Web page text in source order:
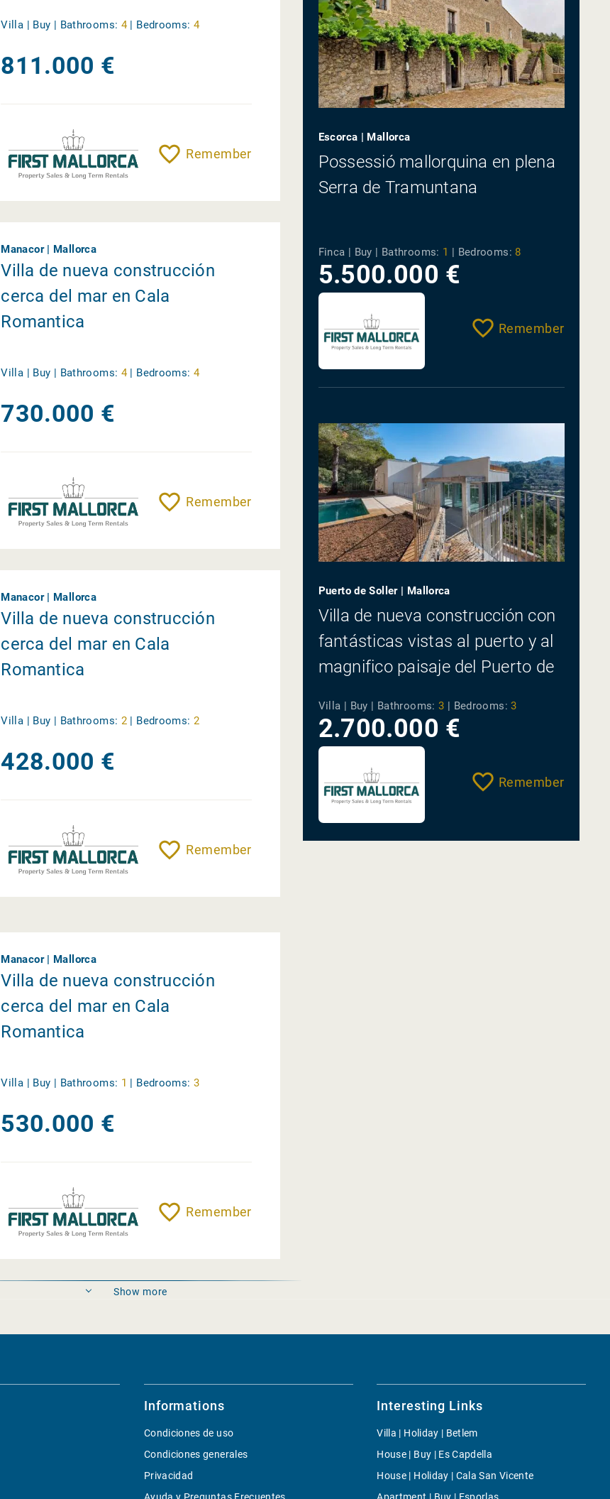
Villa | Buy | Bathrooms: 4 | Bedrooms: 4
811.000 €
Remember
Manacor | Mallorca
Villa de nueva construcción
cerca del mar en Cala
Romantica
Villa | Buy | Bathrooms: 4 | Bedrooms: 4
730.000 €
Remember
Escorca | Mallorca
Possessió mallorquina en plena
Serra de Tramuntana
Finca | Buy | Bathrooms: 1 Bedrooms: 8
5.500.000 €
Remember
Puerto de Soller | Mallorca
Villa de nueva construcción con
fantásticas vistas al puerto y al
magnifico paisaje del Puerto de
Villa | Buy | Bathrooms: 3 | Bedrooms: 3
2.700.000 €
Remember
Manacor | Mallorca
Villa de nueva construcción
cerca del mar en Cala
Romantica
Villa | Buy | Bathrooms: 2 | Bedrooms: 2
428.000 €
Remember
Manacor | Mallorca
Villa de nueva construcción
cerca del mar en Cala
Romantica
Villa | Buy | Bathrooms: 1 | Bedrooms: 3
530.000 €
Remember
Show more
Informations
Condiciones de uso
Condiciones generales
Privacidad
Interesting Links
Villa | Holiday | Betlem
House | Buy | Es Capdella
House | Holiday | Cala San Vicente